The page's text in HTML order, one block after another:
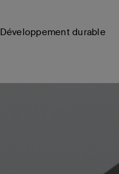
Développement durable